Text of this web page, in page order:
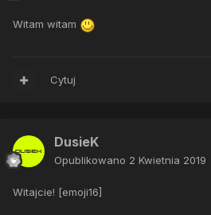
Witam witam
Cytuj
DusieK
Opublikowano 2 Kwietnia 2019
Witajcie! [emoji16]